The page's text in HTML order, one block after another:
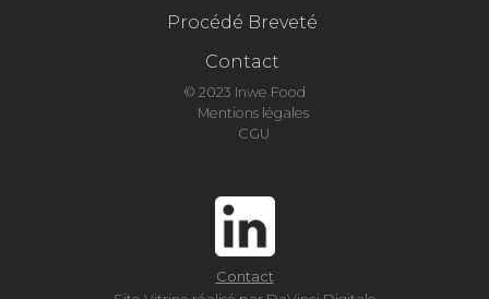
Procédé Breveté
Contact
© 2023 Inwe Food
Mentions légales
CGU
Contact